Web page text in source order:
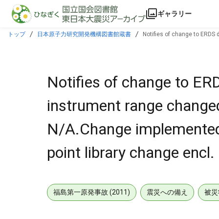
本文に飛ぶ
ギャラリー
トップ 日本原子力研究開発機構図書館蔵書
Notifies of change to
Notifies of change to
instrument range
N/A.Change
point library change encl.
福島第一原発事故 (2011) 震災への備え 被災